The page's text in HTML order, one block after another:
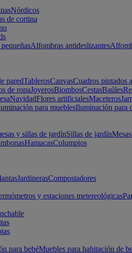
Nórdicos
de cortina
Alfombras antideslizantes
paredTablerosCanvasCuadros pintados
de ropaJoyerosBiombosCestasBaúles
NavidadFlores artificialesMaceteros
para mueblesIluminación para
y sillas de jardínSillas de jardín
HamacasColumpios
JardinerasCompostadores
y estaciones metereológicas
para bebéMuebles para habitación de